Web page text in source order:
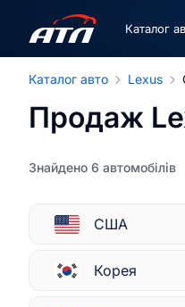
Каталог
Каталог авто Lexus
Продаж
Знайдено 6 автомобілів
США
Корея